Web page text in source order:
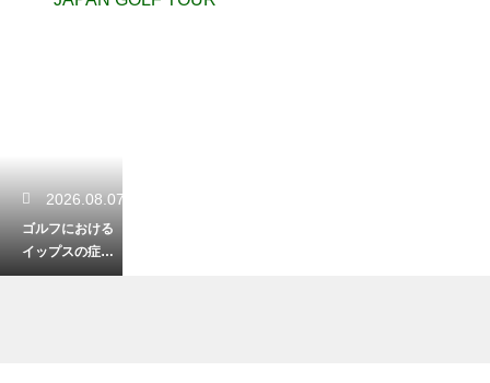
2026.08.07
ゴルフにおける
イップスの症状
と精神的な不安